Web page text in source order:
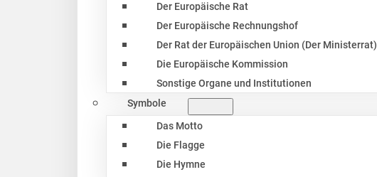
Der Europäische Rat
Der Europäische Rechnungshof
Der Rat der Europäischen Union (Der Ministerrat)
Die Europäische Kommission
Sonstige Organe und Institutionen
Symbole
Das Motto
Die Flagge
Die Hymne